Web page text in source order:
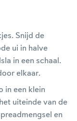
Snijd de
ui in halve
in een schaal.
elkaar.
in een klein
uiteinde van de
en